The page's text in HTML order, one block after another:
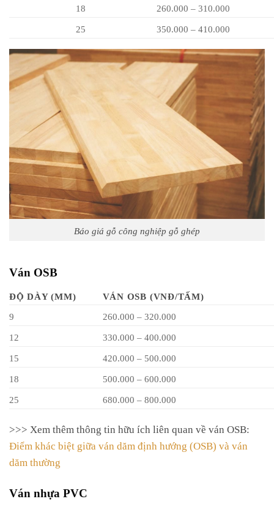
18 260.000 – 310.000
25 350.000 – 410.000
Báo giá gỗ công nghiệp gỗ ghép
Ván OSB
ĐỘ DÀY (MM) VÁN OSB (VNĐ/TẤM)
9 260.000 – 320.000
12 330.000 – 400.000
15 420.000 – 500.000
18 500.000 – 600.000
25 680.000 – 800.000
>>> Xem thêm thông tin hữu ích liên quan về ván OSB:
Điểm khác biệt giữa ván dăm định hướng (OSB) và ván
dăm thường
Ván nhựa PVC